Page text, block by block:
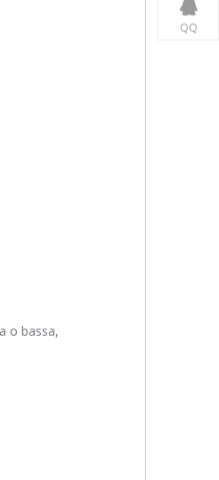
o bassa,
QQ